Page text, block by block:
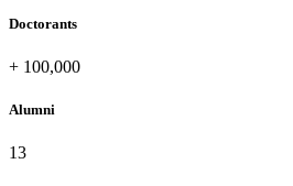
Doctorants
+ 100,000
Alumni
13